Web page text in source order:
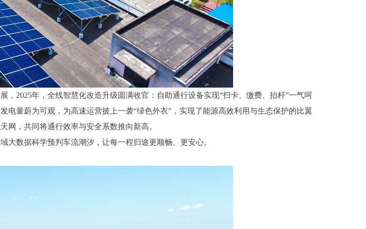
，2025年，全线智慧化改造升级圆满收官：自助通行设备实现“扫卡、缴费、抬杆”一气呵
电量蔚为可观，为高速运营披上一袭“绿色外衣”，实现了能源高效利用与生态保护的比翼
网，共同将通行效率与安全系数推向新高。
数据科学预判车流潮汐，让每一程归途更顺畅、更安心。